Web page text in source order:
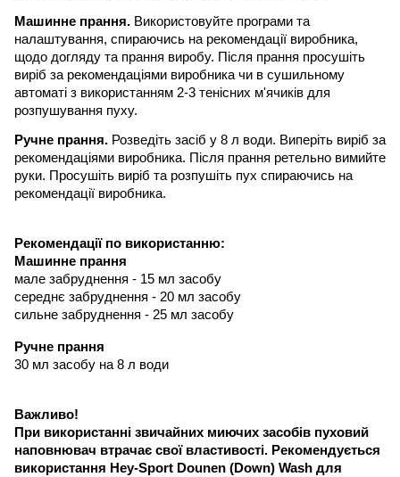
Машинне прання. Використовуйте програми та
налаштування, спираючись на рекомендації виробника,
щодо догляду та прання виробу. Після прання просушіть
виріб за рекомендаціями виробника чи в сушильному
автоматі з використанням 2-3 тенісних м'ячиків для
розпушування пуху.
Ручне прання. Розведіть засіб у 8 л води. Виперіть виріб за
рекомендаціями виробника. Після прання ретельно вимийте
руки. Просушіть виріб та розпушіть пух спираючись на
рекомендації виробника.
Рекомендації по використанню:
Машинне прання
мале забруднення - 15 мл засобу
середнє забруднення - 20 мл засобу
сильне забруднення - 25 мл засобу
Ручне прання
30 мл засобу на 8 л води
Важливо!
При використанні звичайних миючих засобів пуховий
наповнювач втрачає свої властивості. Рекомендується
використання Hey-Sport Dounen (Down) Wash для